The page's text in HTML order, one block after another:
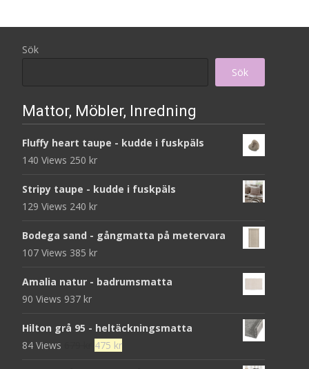
Sök
Sök
Mattor, Möbler, Inredning
Fluffy heart taupe - kudde i fuskpäls
140 Views 250 kr
Stripy taupe - kudde i fuskpäls
129 Views 240 kr
Bodega sand - gångmatta på metervara
107 Views 385 kr
Amalia natur - badrumsmatta
90 Views 937 kr
Hilton grå 95 - heltäckningsmatta
84 Views
Det
475 krDet